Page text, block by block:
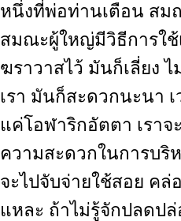
หนึ่งที่พ่อท่านเตือน สม
สมณะผู้ใหญ่มีวิธีการใช้
ฆราวาสไว้ มันก็เลี่ยง ไ
เรา มันก็สะดวกนะนา
แค่โอฬาริกอัตตา เราจ
ความสะดวกในการบริ
จะไปจับจ่ายใช้สอย ค
แหละ ถ้าไม่รู้จักปลดป